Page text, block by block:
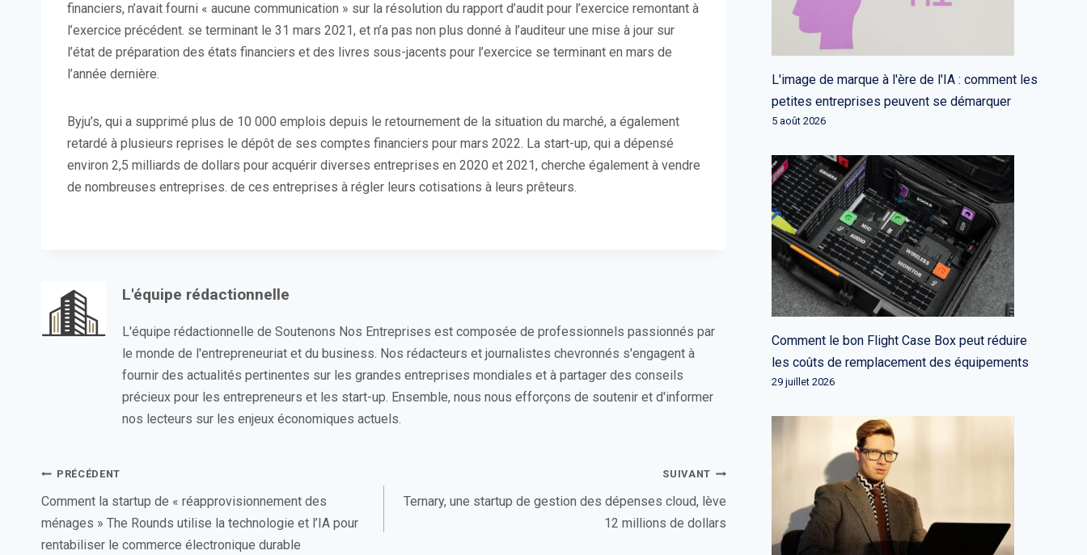
financiers, n’avait fourni « aucune communication » sur la résolution du rapport d’audit pour l’exercice remontant à
l’exercice précédent. se terminant le 31 mars 2021, et n’a pas non plus donné à l’auditeur une mise à jour sur
l’état de préparation des états financiers et des livres sous-jacents pour l’exercice se terminant en mars de
l’année dernière.
Byju’s, qui a supprimé plus de 10 000 emplois depuis le retournement de la situation du marché, a également
retardé à plusieurs reprises le dépôt de ses comptes financiers pour mars 2022. La start-up, qui a dépensé
environ 2,5 milliards de dollars pour acquérir diverses entreprises en 2020 et 2021, cherche également à vendre
de nombreuses entreprises. de ces entreprises à régler leurs cotisations à leurs prêteurs.
L'équipe rédactionnelle
L'équipe rédactionnelle de Soutenons Nos Entreprises est composée de professionnels passionnés par
le monde de l'entrepreneuriat et du business. Nos rédacteurs et journalistes chevronnés s'engagent à
fournir des actualités pertinentes sur les grandes entreprises mondiales et à partager des conseils
précieux pour les entrepreneurs et les start-up. Ensemble, nous nous efforçons de soutenir et d'informer
nos lecteurs sur les enjeux économiques actuels.
Navigation
de
l’article
PRÉCÉDENT
Comment la startup de « réapprovisionnement des
ménages » The Rounds utilise la technologie et l’IA pour
rentabiliser le commerce électronique durable
SUIVANT
Ternary, une startup de gestion des dépenses cloud, lève
12 millions de dollars
L'image de marque à l'ère de l'IA : comment les
petites entreprises peuvent se démarquer
5 août 2026
Comment le bon Flight Case Box peut réduire
les coûts de remplacement des équipements
29 juillet 2026